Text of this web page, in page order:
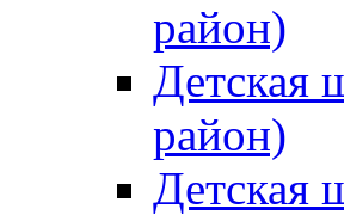
район)
Детская
район)
Детская